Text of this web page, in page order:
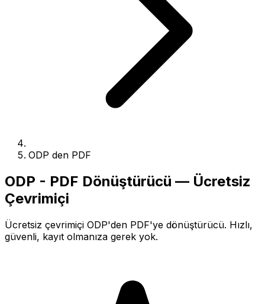
ODP den PDF
ODP - PDF Dönüştürücü — Ücretsiz
Çevrimiçi
Ücretsiz çevrimiçi ODP'den PDF'ye dönüştürücü. Hızlı,
güvenli, kayıt olmanıza gerek yok.